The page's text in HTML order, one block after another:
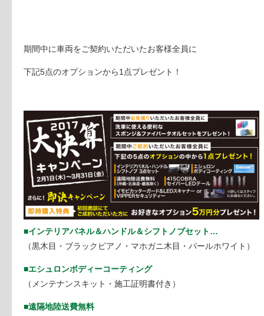
期間中に車両をご契約いただいたお客様全員に
下記5点のオプションから1点プレゼント！
■インテリアパネル＆ハンドル＆シフトノブセット…
（黒木目・ブラックピアノ・マホガニ木目・パールホワイ ト）
■エシュロンボディーコーティング
（メンテナンスキット・施工証明書付き）
■遠隔地陸送費無料